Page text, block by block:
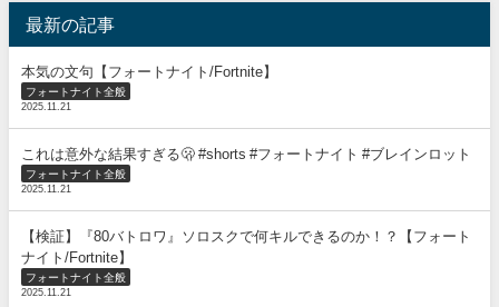
最新の記事
本気の文句【フォートナイト/Fortnite】
フォートナイト全般
2025.11.21
これは意外な結果すぎる🫢 #shorts #フォートナイト #ブレインロット
フォートナイト全般
2025.11.21
【検証】『80バトロワ』ソロスクで何キルできるのか！？【フォート
ナイト/Fortnite】
フォートナイト全般
2025.11.21